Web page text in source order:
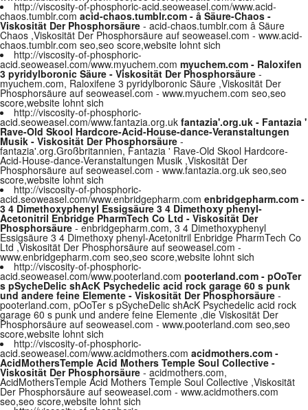
http://viscosity-of-phosphoric-acid.seoweasel.com/www.acid-
chaos.tumblr.com acid-chaos.tumblr.com - â Säure-Chaos -
Viskosität Der Phosphorsäure - acid-chaos.tumblr.com â Säure
Chaos ,Viskosität Der Phosphorsäure auf seoweasel.com - www.acid-
chaos.tumblr.com seo,seo score,website lohnt sich
http://viscosity-of-phosphoric-
acid.seoweasel.com/www.myuchem.com myuchem.com - Raloxifen
3 pyridylboronic Säure - Viskosität Der Phosphorsäure -
myuchem.com, Raloxifene 3 pyridylboronic Säure ,Viskosität Der
Phosphorsäure auf seoweasel.com - www.myuchem.com seo,seo
score,website lohnt sich
http://viscosity-of-phosphoric-
acid.seoweasel.com/www.fantazia.org.uk fantazia'.org.uk - Fantazia '
Rave-Old Skool Hardcore-Acid-House-dance-Veranstaltungen
Musik - Viskosität Der Phosphorsäure -
fantazia'.org.Großbritannien, Fantazia ' Rave-Old Skool Hardcore-
Acid-House-dance-Veranstaltungen Musik ,Viskosität Der
Phosphorsäure auf seoweasel.com - www.fantazia.org.uk seo,seo
score,website lohnt sich
http://viscosity-of-phosphoric-
acid.seoweasel.com/www.enbridgepharm.com enbridgepharm.com -
3 4 Dimethoxyphenyl Essigsäure 3 4 Dimethoxy phenyl-
Acetonitril Enbridge PharmTech Co Ltd - Viskosität Der
Phosphorsäure - enbridgepharm.com, 3 4 Dimethoxyphenyl
Essigsäure 3 4 Dimethoxy phenyl-Acetonitril Enbridge PharmTech Co
Ltd ,Viskosität Der Phosphorsäure auf seoweasel.com -
www.enbridgepharm.com seo,seo score,website lohnt sich
http://viscosity-of-phosphoric-
acid.seoweasel.com/www.pooterland.com pooterland.com - pOoTer
s pSycheDelic shAcK Psychedelic acid rock garage 60 s punk
und andere feine Elemente - Viskosität Der Phosphorsäure -
pooterland.com, pOoTer s pSycheDelic shAcK Psychedelic acid rock
garage 60 s punk und andere feine Elemente ,die Viskosität Der
Phosphorsäure auf seoweasel.com - www.pooterland.com seo,seo
score,website lohnt sich
http://viscosity-of-phosphoric-
acid.seoweasel.com/www.acidmothers.com acidmothers.com -
AcidMothersTemple Acid Mothers Temple Soul Collective -
Viskosität Der Phosphorsäure - acidmothers.com,
AcidMothersTemple Acid Mothers Temple Soul Collective ,Viskosität
Der Phosphorsäure auf seoweasel.com - www.acidmothers.com
seo,seo score,website lohnt sich